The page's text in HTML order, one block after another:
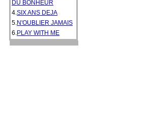
DU BONHEUR
4.SIX ANS DEJA
5.N'OUBLIER JAMAIS
6.PLAY WITH ME